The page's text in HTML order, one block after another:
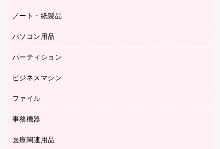
防災用品
養生用品
建築・作業用品
研究・環境管理用品
ノート・紙製品
ノート
伝票
典礼用品
帳簿
パソコン用品
キーボード／テンキー
ディスプレイモニター
ネットワーク／ＬＡＮアクセサリー
パーティション
パーティション
ビジネスマシン
インクジェットプリンタ／複合機
コピー機
デジタルカメラ
ファイル
その他ファイル
カードケース
事務機器
シュレッダ
医療関連用品